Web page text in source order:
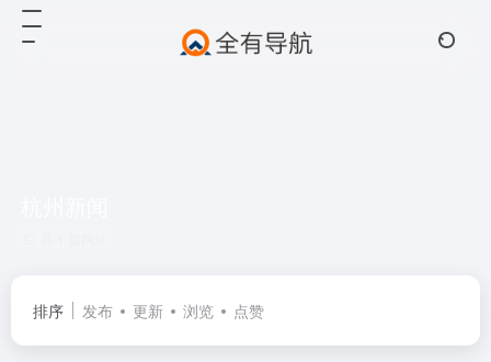
排序 发布 更新 浏览 点赞